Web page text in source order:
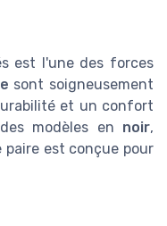
est l'une des forces
sont soigneusement
et un confort
modèles en noir,
paire est conçue pour